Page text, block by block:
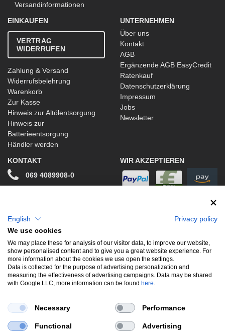
Versandinformationen
EINKAUFEN
VERTRAG
WIDERRUFEN
Zahlung & Versand
Widerrufsbelehrung
Warenkorb
Zur Kasse
Hinweis zur Altölentsorgung
Hinweis zur
Batterieentsorgung
Händler werden
UNTERNEHMEN
Über uns
Kontakt
AGB
Ergänzende AGB EasyCredit
Ratenkauf
Datenschutzerklärung
Impressum
Jobs
Newsletter
KONTAKT
069 4089908-0
Facebook
Instagram
WIR AKZEPTIEREN
UNSERE BELIEBTESTEN PRODUKTE
Endschalldämpfer Bremsscheiben Carbon Style & Aerodynamik
English
Privacy policy
We use cookies
We may place these for analysis of our visitor data, to improve our website,
show personalised content and to give you a great website experience. For
more information about the cookies we use open the settings.
Data is collected for the purpose of advertising personalization and
measuring the effectiveness of advertising campaigns. Data may be shared
with Google LLC, more information can be found here.
Necessary Performance
Functional Advertising